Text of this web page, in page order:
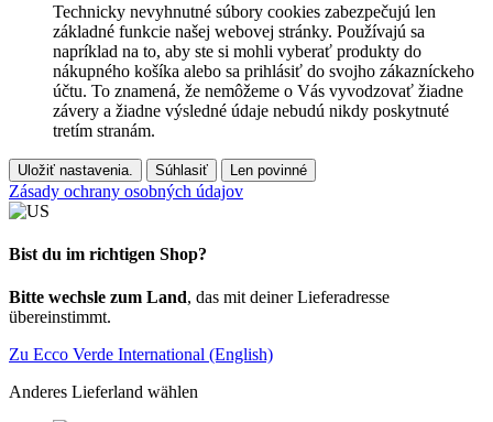
Technicky nevyhnutné súbory cookies zabezpečujú len
základné funkcie našej webovej stránky. Používajú sa
napríklad na to, aby ste si mohli vyberať produkty do
nákupného košíka alebo sa prihlásiť do svojho zákazníckeho
účtu. To znamená, že nemôžeme o Vás vyvodzovať žiadne
závery a žiadne výsledné údaje nebudú nikdy poskytnuté
tretím stranám.
Uložiť nastavenia. Súhlasiť Len povinné
Zásady ochrany osobných údajov
Bist du im richtigen Shop?
Bitte wechsle zum Land, das mit deiner Lieferadresse
übereinstimmt.
Zu Ecco Verde International (English)
Anderes Lieferland wählen